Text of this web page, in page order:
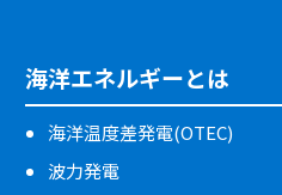
海洋エネルギーとは
海洋温度差発電(OTEC)
波力発電